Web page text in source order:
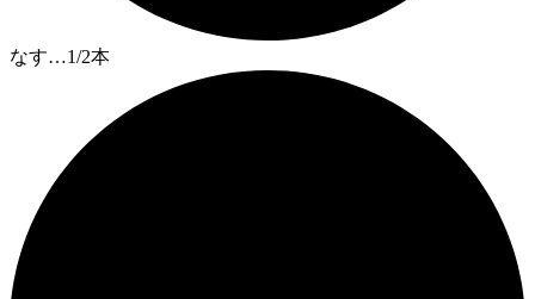
なす…1/2本